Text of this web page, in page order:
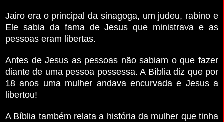
Jairo era o principal da sinagoga, um judeu, rabino e
Ele sabia da fama de Jesus que ministrava e as
pessoas eram libertas.
Antes de Jesus as pessoas não sabiam o que fazer
diante de uma pessoa possessa. A Bíblia diz que por
18 anos uma mulher andava encurvada e Jesus a
libertou!
A Bíblia também relata a história da mulher que tinha